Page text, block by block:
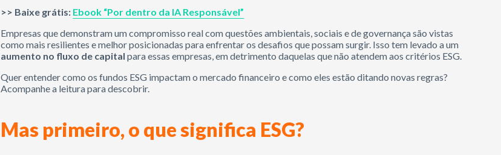
>> Baixe grátis: Ebook “Por dentro da IA Responsável”
Empresas que demonstram um compromisso real com questões ambientais, sociais e de governança são vistas
como mais resilientes e melhor posicionadas para enfrentar os desafios que possam surgir. Isso tem levado a um
aumento no fluxo de capital para essas empresas, em detrimento daquelas que não atendem aos critérios ESG.
Quer entender como os fundos ESG impactam o mercado financeiro e como eles estão ditando novas regras?
Acompanhe a leitura para descobrir.
Mas primeiro, o que significa ESG?